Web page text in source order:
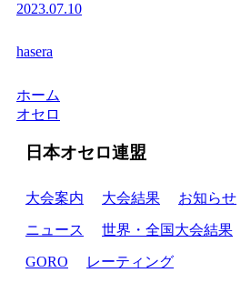
2023.07.10
hasera
ホーム
オセロ
日本オセロ連盟
大会案内 大会結果 お知らせ
ニュース 世界・全国大会結果
GORO レーティング